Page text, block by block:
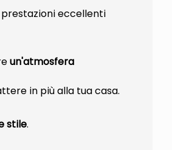
eccellenti
un'atmosfera
in più alla tua casa.
stile.